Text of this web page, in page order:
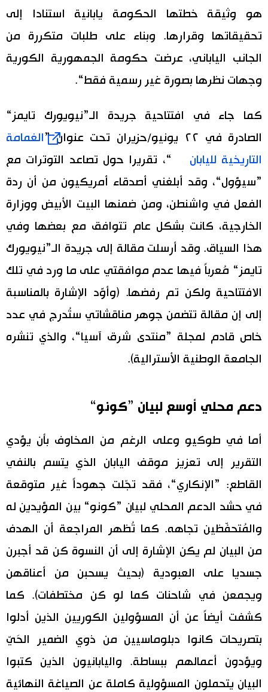
هو وثيقة خطتها الحكومة يابانية استنادا إلى
تحقيقاتها وقرارها. وبناء على طلبات متكررة من
الجانب الياباني، عرضت حكومة الجمهورية الكورية
وجهات نظرها بصورة غير رسمية فقط“.
كما جاء في افتتاحية جريدة الـ”نيويورك تايمز“
الصادرة في ٢٢ يونيو/حزيران تحت عنوان ”
الغمامة
التاريخية لليابان
“، تقريرا حول تصاعد التوترات مع
”سيؤول“، وقد أبلغني أصدقاء أمريكيون من أن ردة
الفعل في واشنطن، ومن ضمنها البيت الأبيض ووزارة
الخارجية، كانت بشكل عام تتوافق مع بعضها وفي
هذا السياق. وقد أرسلت مقالة إلى جريدة الـ”نيويورك
تايمز“ مُعرباً فيها عدم موافقتي على ما ورد في تلك
الافتتاحية ولكن تم رفضها. (وأوَّد الإشارة بالمناسبة
إلى إن مقالة تتضمن جوهر مناقشاتي ستُدرج في عدد
خاص قادم لمجلة ”منتدى شرق آسيا“، والذي تنشره
الجامعة الوطنية الأسترالية).
دعم محلي أوسع لبيان ”كونو“
أما في طوكيو وعلى الرغم من المخاوف بأن يؤدي
التقرير إلى تعزيز موقف اليابان الذي يتسم بالنفي
القاطع: ”الإنكاري“، فقد تجّلت جهوداً غير متوقعة
في حشد الدعم المحلي لبيان ”كونو“ بين المؤيدين له
والمُتحفّظين تجاهه. كما تُظهر المراجعة أن الهدف
من البيان لم يكن الإشارة إلى أن النسوة كن قد أجبرن
جسديا على العبودية (بحيث يسحبن من أعناقهن
ويجمعن في شاحنات كما لو كن مختطفات). كما
كشفت أيضاً عن أن المسؤولين الكوريين الذين أدلوا
بتصريحات كانوا دبلوماسيين من ذوي الضمير الحَيّ
ويؤدون أعمالهم ببساطة. واليابانيون الذين كتبوا
البيان يتحملون المسؤولية كاملة عن الصياغة النهائية